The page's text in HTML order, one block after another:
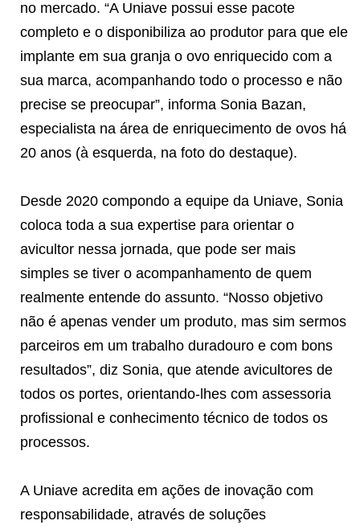
no mercado. “A Uniave possui esse pacote
completo e o disponibiliza ao produtor para que ele
implante em sua granja o ovo enriquecido com a
sua marca, acompanhando todo o processo e não
precise se preocupar”, informa Sonia Bazan,
especialista na área de enriquecimento de ovos há
20 anos (à esquerda, na foto do destaque).
Desde 2020 compondo a equipe da Uniave, Sonia
coloca toda a sua expertise para orientar o
avicultor nessa jornada, que pode ser mais
simples se tiver o acompanhamento de quem
realmente entende do assunto. “Nosso objetivo
não é apenas vender um produto, mas sim sermos
parceiros em um trabalho duradouro e com bons
resultados”, diz Sonia, que atende avicultores de
todos os portes, orientando-lhes com assessoria
profissional e conhecimento técnico de todos os
processos.
A Uniave acredita em ações de inovação com
responsabilidade, através de soluções